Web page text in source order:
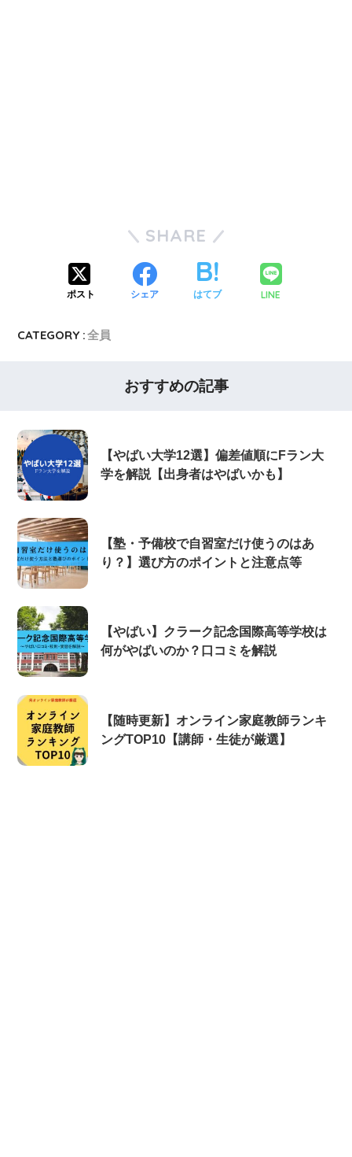
SHARE
ポスト シェア はてブ LINE
CATEGORY :全員
おすすめの記事
【やばい大学12選】偏差値順にFラン大
学を解説【出身者はやばいかも】
【塾・予備校で自習室だけ使うのはあ
り？】選び方のポイントと注意点等
【やばい】クラーク記念国際高等学校は
何がやばいのか？口コミを解説
【随時更新】オンライン家庭教師ランキ
ングTOP10【講師・生徒が厳選】